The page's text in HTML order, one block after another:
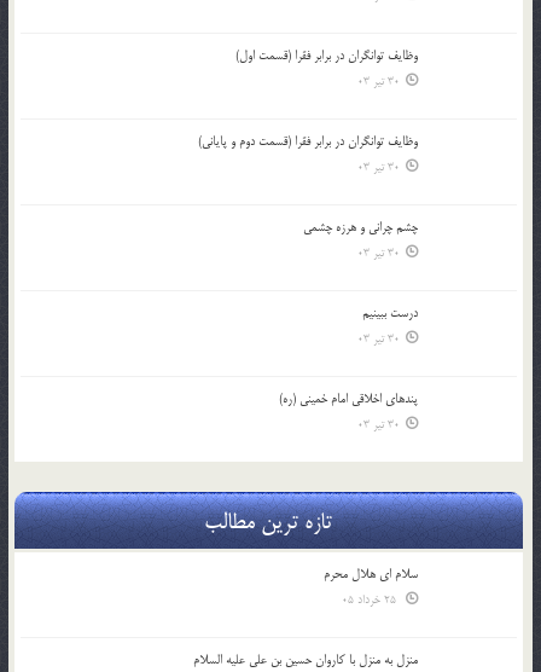
وظایف توانگران در برابر فقرا (قسمت اول)
30 تیر 03
وظایف توانگران در برابر فقرا (قسمت دوم و پایانی)
30 تیر 03
چشم ‏چرانى و هرزه‏ چشمى
30 تیر 03
درست ببينيم
30 تیر 03
پندهاي اخلاقي امام خميني (ره)
30 تیر 03
تازه ترین مطالب
سلام ای هلال محرم
منزل به منزل با کاروان حسین بن علی علیه السلام